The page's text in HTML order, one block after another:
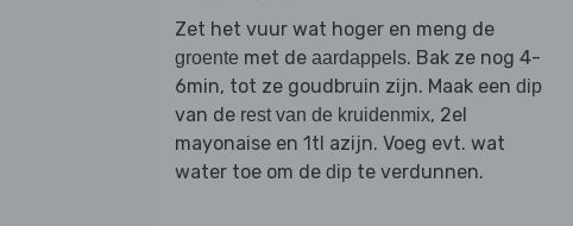
Zet het vuur wat hoger en meng de
groente met de aardappels. Bak ze nog 4-
6min, tot ze goudbruin zijn. Maak een dip
van de rest van de kruidenmix, 2el
mayonaise en 1tl azijn. Voeg evt. wat
water toe om de dip te verdunnen.